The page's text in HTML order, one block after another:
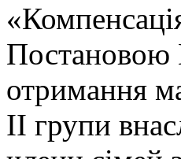
Постановою
отримання
ІІ групи